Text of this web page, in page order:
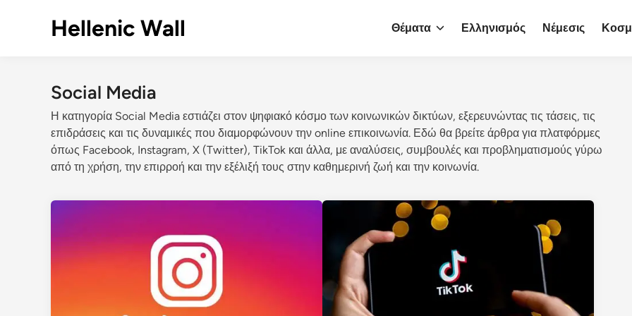
Hellenic Wall Θέματα Ελληνισμός Νέμεσις
Social Media
Η κατηγορία Social Media εστιάζει στον ψηφιακό κόσμο των κοινωνικών δικτύων, εξερευνώντας τις τάσεις, τις
επιδράσεις και τις δυναμικές που διαμορφώνουν την online επικοινωνία. Εδώ θα βρείτε άρθρα για πλατφόρμες
όπως Facebook, Instagram, X (Twitter), TikTok και άλλα, με αναλύσεις, συμβουλές και προβληματισμούς γύρω
από τη χρήση, την επιρροή και την εξέλιξή τους στην καθημερινή ζωή και την κοινωνία.